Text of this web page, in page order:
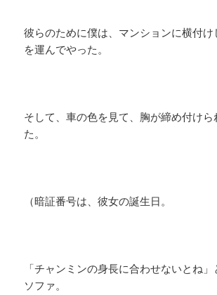
彼らのために僕は、マンションに横付
を運んでやった。
そして、車の色を見て、胸が締め付けら
た。
（暗証番号は、彼女の誕生日。
「チャンミンの身長に合わせないとね
ソファ。